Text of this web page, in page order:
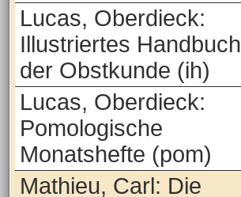
Lucas, Oberdieck:
Illustriertes Handbuch
der Obstkunde (ih)
Lucas, Oberdieck:
Pomologische
Monatshefte (pom)
Mathieu, Carl: Die